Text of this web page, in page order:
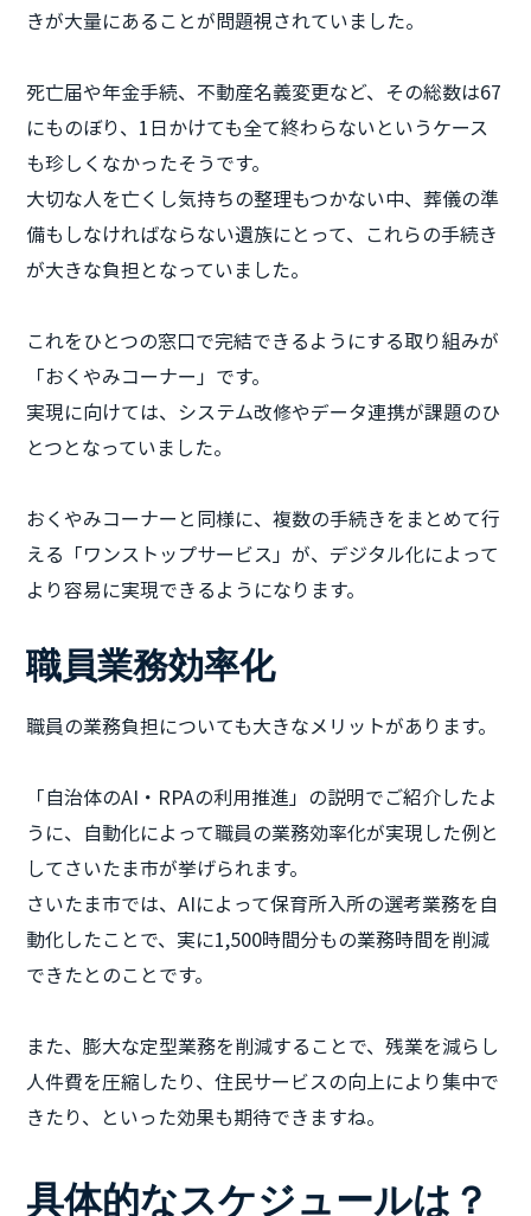
きが大量にあることが問題視されていました。
死亡届や年金手続、不動産名義変更など、その総数は67
にものぼり、1日かけても全て終わらないというケース
も珍しくなかったそうです。
大切な人を亡くし気持ちの整理もつかない中、葬儀の準
備もしなければならない遺族にとって、これらの手続き
が大きな負担となっていました。
これをひとつの窓口で完結できるようにする取り組みが
「おくやみコーナー」です。
実現に向けては、システム改修やデータ連携が課題のひ
とつとなっていました。
おくやみコーナーと同様に、複数の手続きをまとめて行
える「ワンストップサービス」が、デジタル化によって
より容易に実現できるようになります。
職員業務効率化
職員の業務負担についても大きなメリットがあります。
「自治体のAI・RPAの利用推進」の説明でご紹介したよ
うに、自動化によって職員の業務効率化が実現した例と
してさいたま市が挙げられます。
さいたま市では、AIによって保育所入所の選考業務を自
動化したことで、実に1,500時間分もの業務時間を削減
できたとのことです。
また、膨大な定型業務を削減することで、残業を減らし
人件費を圧縮したり、住民サービスの向上により集中で
きたり、といった効果も期待できますね。
具体的なスケジュールは？